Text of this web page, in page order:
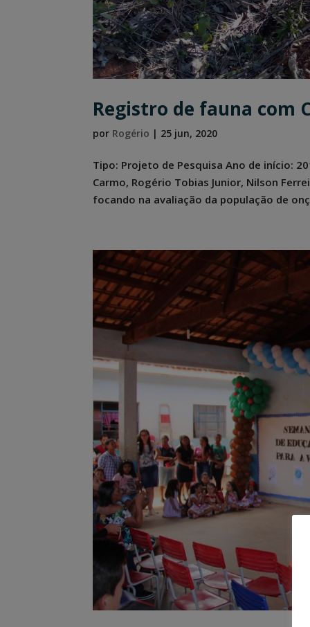
Registro de fauna com
por Rogério | 25 jun, 2020
Tipo: Projeto de Pesquisa Ano de início:
Carmo, Rogério Tobias Junior, Nilson
focando na avaliação da população de